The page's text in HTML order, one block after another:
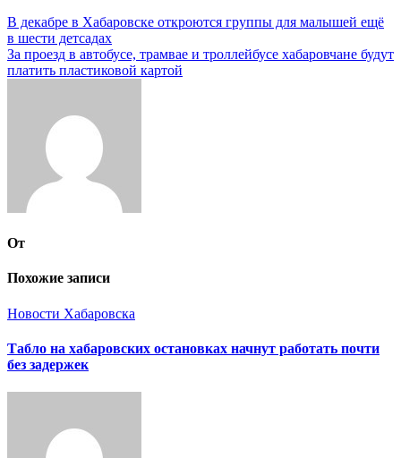
Навигация
по
записям
В декабре в Хабаровске откроются группы для малышей ещё
в шести детсадах
За проезд в автобусе, трамвае и троллейбусе хабаровчане будут
платить пластиковой картой
От
Похожие записи
Новости Хабаровска
Табло на хабаровских остановках начнут работать почти
без задержек